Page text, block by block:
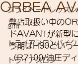
プライベートレッス
smr
トライアスロンバイク
トライアスロン
ORBEA
弊店取扱い中の
ドAVANTが新型
今期はH30という
（R7100/油圧デ